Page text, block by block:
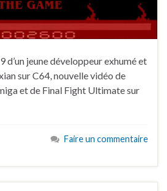
jeune développeur exhumé et
sur C64, nouvelle vidéo de
et de Final Fight Ultimate sur
Faire un commentaire